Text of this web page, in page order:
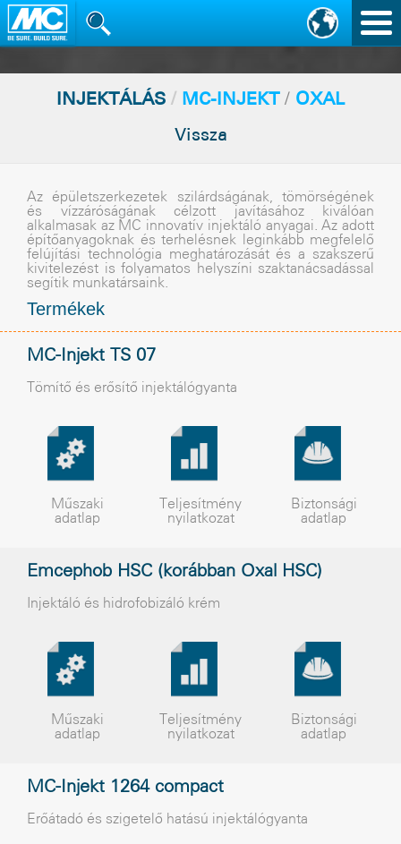
INJEKTÁLÁS / MC-INJEKT / OXAL
Vissza
Az épületszerkezetek szilárdságának, tömörségének
és vízzáróságának célzott javításához kiválóan
alkalmasak az MC innovatív injektáló anyagai. Az adott
építõanyagoknak és terhelésnek leginkább megfelelõ
felújítási technológia meghatározását és a szakszerû
kivitelezést is folyamatos helyszíni szaktanácsadással
segítik munkatársaink.
Termékek
MC-Injekt TS 07
Tömítõ és erõsítõ injektálógyanta
Műszaki
adatlap
Teljesítmény
nyilatkozat
Biztonsági
adatlap
Emcephob HSC (korábban Oxal HSC)
Injektáló és hidrofobizáló krém
Műszaki
adatlap
Teljesítmény
nyilatkozat
Biztonsági
adatlap
MC-Injekt 1264 compact
Erőátadó és szigetelő hatású injektálógyanta